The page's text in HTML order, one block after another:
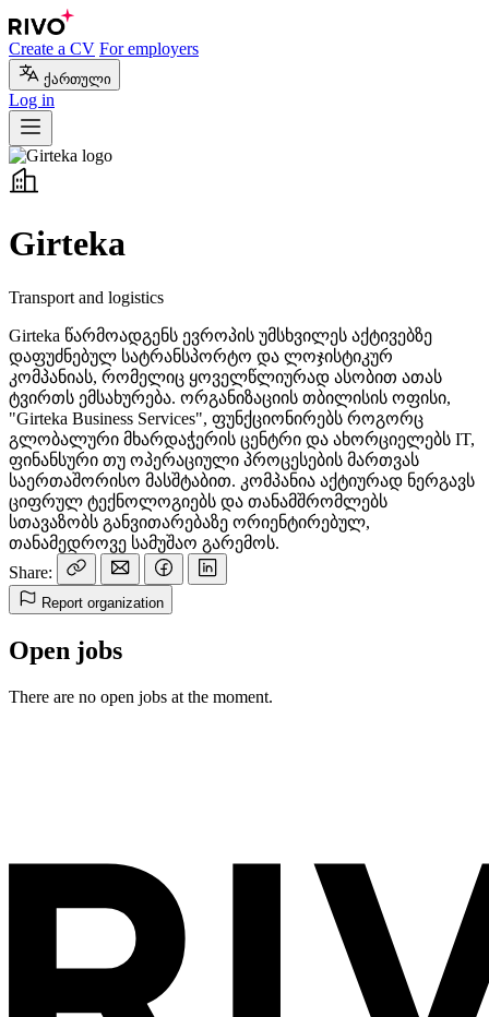
Create a CV For employers
ქართული
Log in
Girteka
Transport and logistics
Girteka წარმოადგენს ევროპის უმსხვილეს აქტივებზე
დაფუძნებულ სატრანსპორტო და ლოჯისტიკურ
კომპანიას, რომელიც ყოველწლიურად ასობით ათას
ტვირთს ემსახურება. ორგანიზაციის თბილისის ოფისი,
"Girteka Business Services", ფუნქციონირებს როგორც
გლობალური მხარდაჭერის ცენტრი და ახორციელებს IT,
ფინანსური თუ ოპერაციული პროცესების მართვას
საერთაშორისო მასშტაბით. კომპანია აქტიურად ნერგავს
ციფრულ ტექნოლოგიებს და თანამშრომლებს
სთავაზობს განვითარებაზე ორიენტირებულ,
თანამედროვე სამუშაო გარემოს.
Share:
Report organization
Open jobs
There are no open jobs at the moment.